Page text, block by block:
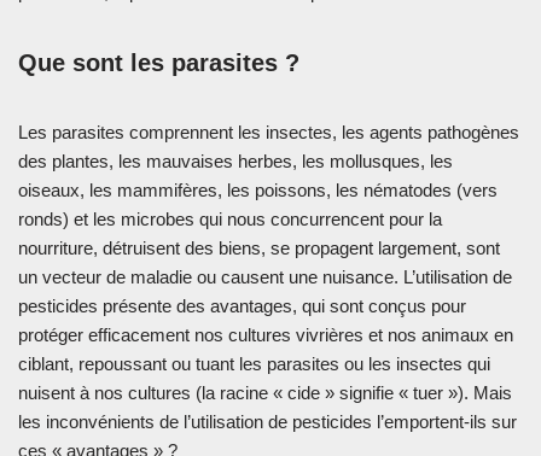
Que sont les parasites ?
Les parasites comprennent les insectes, les agents pathogènes
des plantes, les mauvaises herbes, les mollusques, les
oiseaux, les mammifères, les poissons, les nématodes (vers
ronds) et les microbes qui nous concurrencent pour la
nourriture, détruisent des biens, se propagent largement, sont
un vecteur de maladie ou causent une nuisance. L’utilisation de
pesticides présente des avantages, qui sont conçus pour
protéger efficacement nos cultures vivrières et nos animaux en
ciblant, repoussant ou tuant les parasites ou les insectes qui
nuisent à nos cultures (la racine « cide » signifie « tuer »). Mais
les inconvénients de l’utilisation de pesticides l’emportent-ils sur
ces « avantages » ?